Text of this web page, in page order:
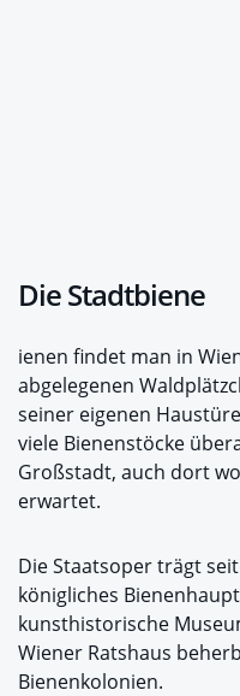
Die Stadtbiene
ienen findet man in
abgelegenen
seiner eigenen
viele Bienenstöcke
Großstadt, auch dort
erwartet.
Die Staatsoper trägt
königliches
kunsthistorische
Wiener Ratshaus
Bienenkolonien.